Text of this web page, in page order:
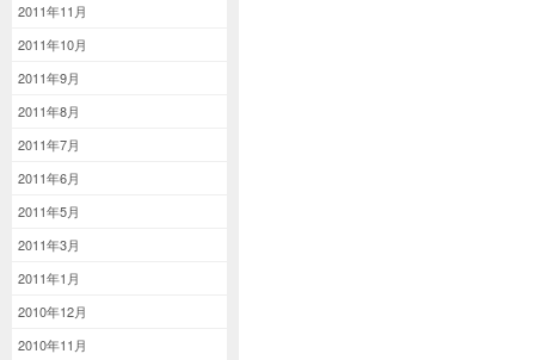
2011年11月
2011年10月
2011年9月
2011年8月
2011年7月
2011年6月
2011年5月
2011年3月
2011年1月
2010年12月
2010年11月